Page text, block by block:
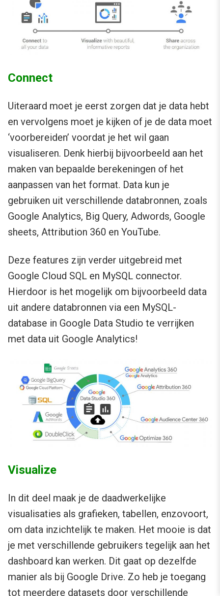
Connect
Uiteraard moet je eerst zorgen dat je data hebt
en vervolgens moet je kijken of je de data moet
‘voorbereiden’ voordat je het wil gaan
visualiseren. Denk hierbij bijvoorbeeld aan het
maken van bepaalde berekeningen of het
aanpassen van het format. Data kun je
gebruiken uit verschillende databronnen, zoals
Google Analytics, Big Query, Adwords, Google
sheets, Attribution 360 en YouTube.
Deze features zijn verder uitgebreid met
Google Cloud SQL en MySQL connector.
Hierdoor is het mogelijk om bijvoorbeeld data
uit andere databronnen via een MySQL-
database in Google Data Studio te verrijken
met data uit Google Analytics!
Visualize
In dit deel maak je de daadwerkelijke
visualisaties als grafieken, tabellen, enzovoort,
om data inzichtelijk te maken. Het mooie is dat
je met verschillende gebruikers tegelijk aan het
dashboard kan werken. Dit gaat op dezelfde
manier als bij Google Drive. Zo heb je toegang
tot meerdere datasets door verschillende